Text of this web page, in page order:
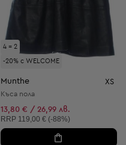
4 = 2
-20% с WELCOME
Munthe XS
Къса пола
13,80 € / 26,99 лв.
Препоръчителна цена:
RRP 119,00 € (-88%)